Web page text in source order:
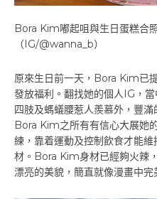
Bora Kim嘟起咀與生日蛋糕合
（IG/@wanna_b）
原來生日前一天，Bora Kim已
發放福利。翻找她的個人IG，
四肢及螞蟻腰惹人羨慕外，豐滿
Bora Kim之所有有信心大展她
練，靠着運動及控制飲食才能
材。Bora Kim身材已經夠火辣
漂亮的美貌，簡直就像漫畫中完